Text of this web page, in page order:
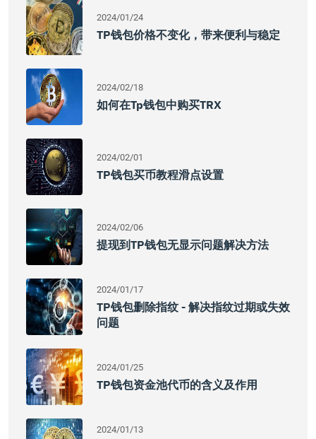
2024/01/24
TP钱包价格不变化，带来便利与稳定
2024/02/18
如何在tp钱包中购买TRX
2024/02/01
TP钱包买币教程滑点设置
2024/02/06
提现到TP钱包无显示问题解决方法
2024/01/17
TP钱包删除指纹 - 解决指纹过期或失效
问题
2024/01/25
TP钱包资金池代币的含义及作用
2024/01/13